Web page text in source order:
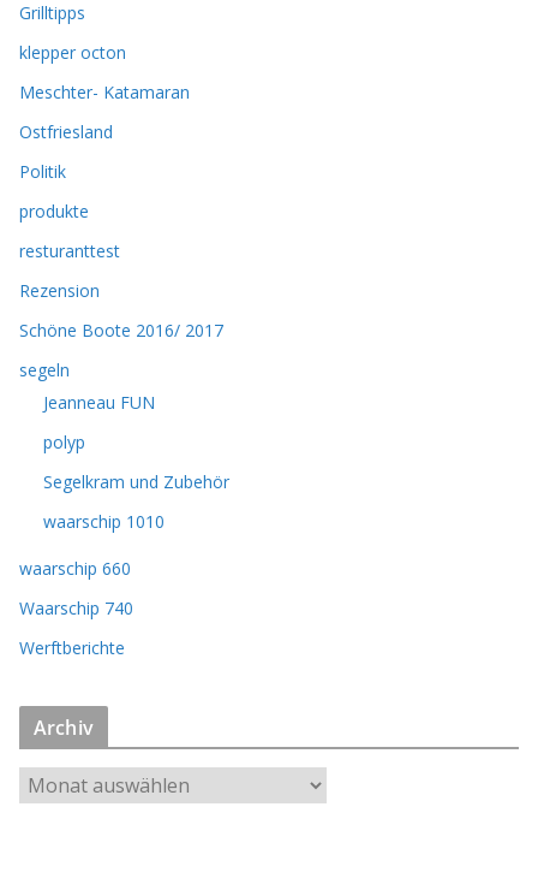
Grilltipps
klepper octon
Meschter- Katamaran
Ostfriesland
Politik
produkte
resturanttest
Rezension
Schöne Boote 2016/ 2017
segeln
Jeanneau FUN
polyp
Segelkram und Zubehör
waarschip 1010
waarschip 660
Waarschip 740
Werftberichte
Archiv
r